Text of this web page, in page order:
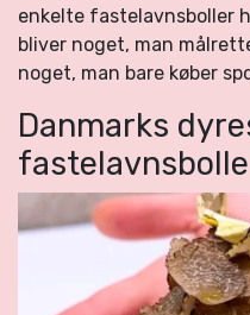
enkelte fastelavnsboller
bliver noget, man
noget, man bare køber
Danmarks